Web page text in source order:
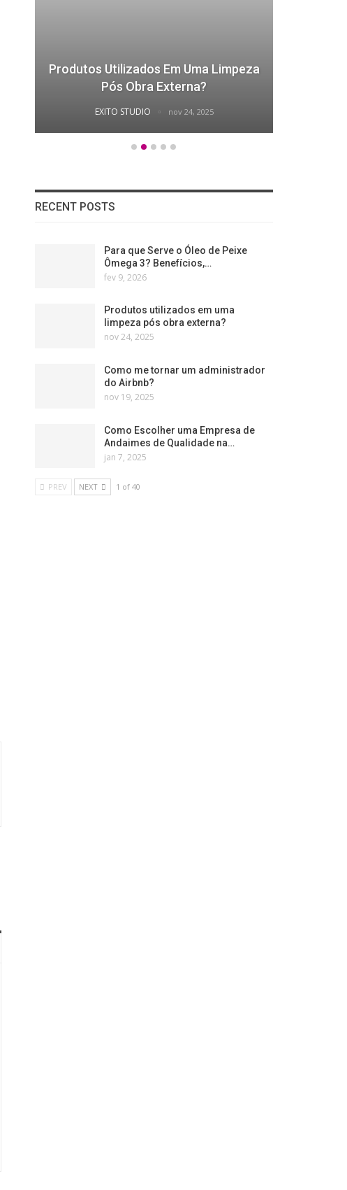
Produtos Utilizados Em Uma Limpeza
Pós Obra Externa?
EXITO STUDIO nov 24, 2025
RECENT POSTS
Para que Serve o Óleo de Peixe
Ômega 3? Benefícios,…
fev 9, 2026
Produtos utilizados em uma
limpeza pós obra externa?
nov 24, 2025
Como me tornar um administrador
do Airbnb?
nov 19, 2025
Como Escolher uma Empresa de
Andaimes de Qualidade na…
jan 7, 2025
PREV NEXT 1 of 40